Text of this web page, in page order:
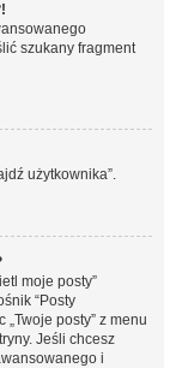
szukany fragment
użytkownika”.
moje posty”
“Posty
posty” z menu
Jeśli chcesz
i